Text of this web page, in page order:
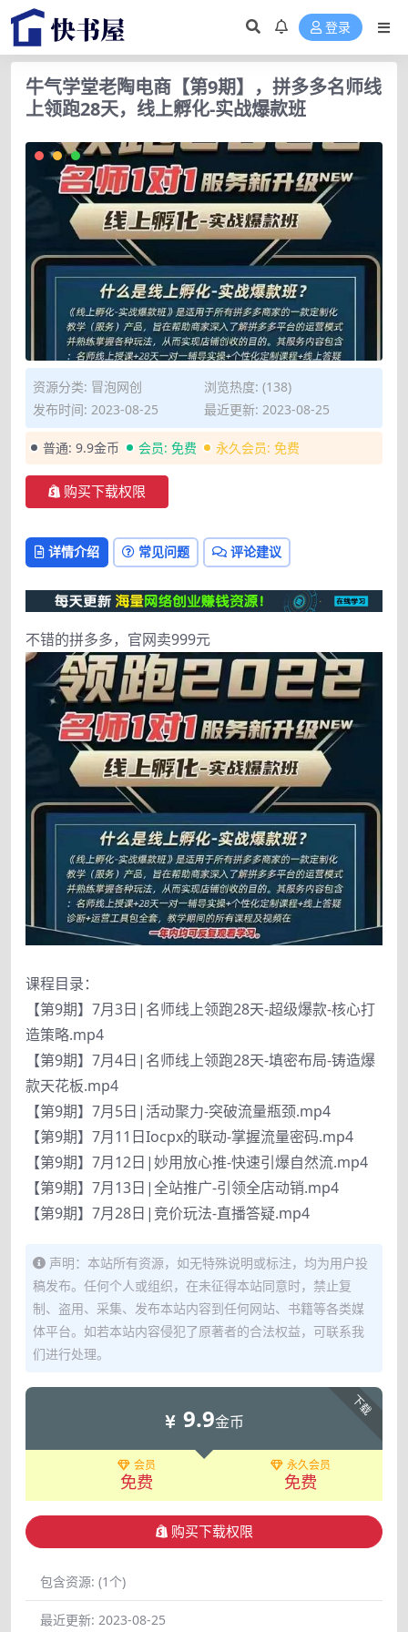
登录
牛气学堂老陶电商【第9期】，拼多多名师线
上领跑28天，线上孵化-实战爆款班
资源分类: 冒泡网创
浏览热度: (138)
发布时间: 2023-08-25
最近更新: 2023-08-25
普通: 9.9金币 会员: 免费 永久会员: 免费
购买下载权限
详情介绍 常见问题 评论建议
不错的拼多多，官网卖999元
课程目录：
【第9期】7月3日|名师线上领跑28天-超级爆款-核心打
造策略.mp4
【第9期】7月4日|名师线上领跑28天-填密布局-铸造爆
款天花板.mp4
【第9期】7月5日|活动聚力-突破流量瓶颈.mp4
【第9期】7月11日Iocpx的联动-掌握流量密码.mp4
【第9期】7月12日|妙用放心推-快速引爆自然流.mp4
【第9期】7月13日|全站推广-引领全店动销.mp4
【第9期】7月28日|竞价玩法-直播答疑.mp4
声明：本站所有资源，如无特殊说明或标注，均为用户投
稿发布。任何个人或组织，在未征得本站同意时，禁止复
制、盗用、采集、发布本站内容到任何网站、书籍等各类媒
体平台。如若本站内容侵犯了原著者的合法权益，可联系我
们进行处理。
下载
9.9金币
会员
免费
永久会员
免费
购买下载权限
包含资源: (1个)
最近更新: 2023-08-25